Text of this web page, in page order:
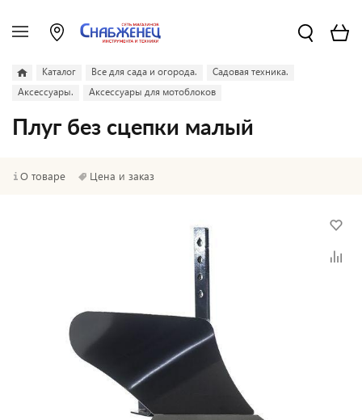
Каталог Все для сада и огорода.
Садовая техника.
Аксессуары.
Аксессуары для мотоблоков
Плуг без сцепки малый
О товаре Цена и заказ